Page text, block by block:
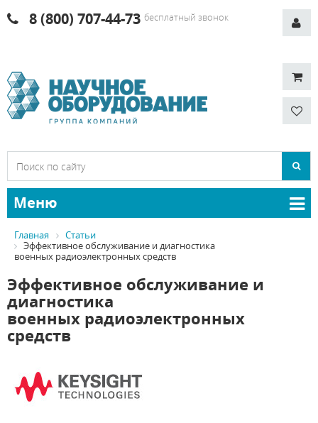
8 (800) 707-44-73 бесплатный звонок
Меню
Главная
Статьи
Эффективное обслуживание и диагностика
военных радиоэлектронных средств
Эффективное обслуживание и
диагностика
военных радиоэлектронных
средств